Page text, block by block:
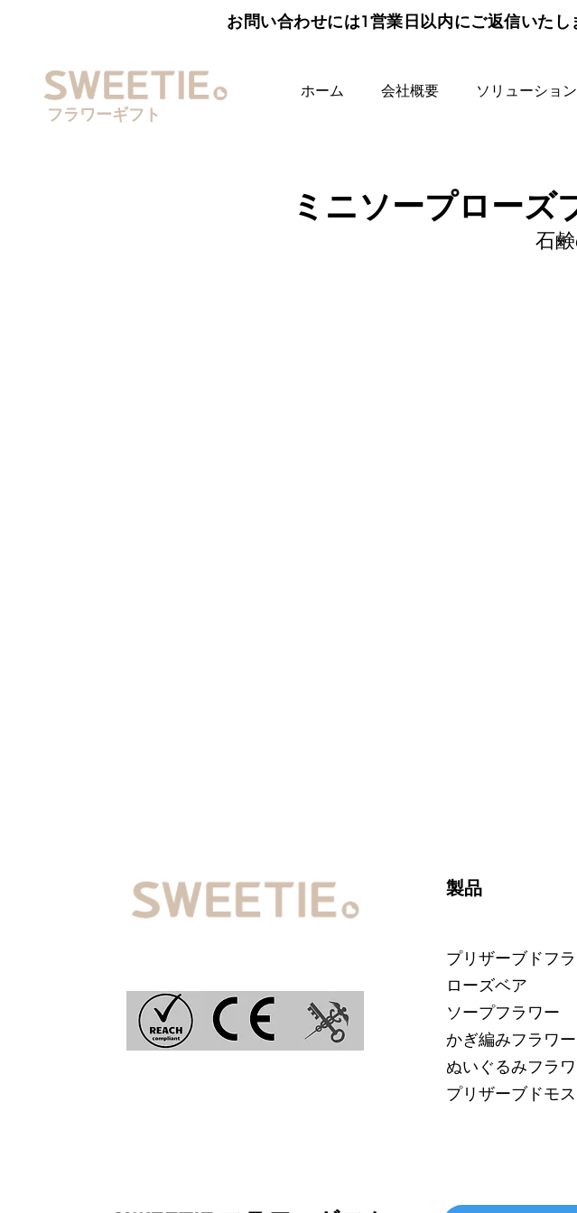
お問い合わせには1営業日以内にご返信いたし
フラワーギフト
ホーム 会社概要 ソリューション
ミニソープローズ
石
製品
プリザーブドフ
ローズベア
ソープフラワー
かぎ編みフラワー
ぬいぐるみフラ
プリザーブドモス